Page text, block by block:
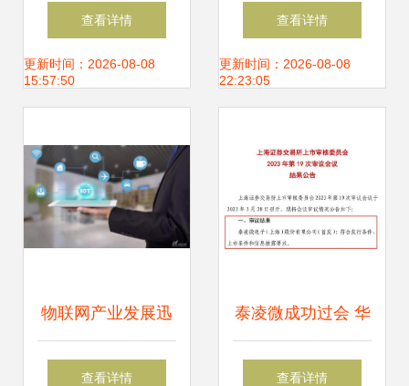
造融合创新之路
——基于物联网技
查看详情
更新时间：2026-08-08
15:57:50
究院首次展示智能
家居系统方案，引
查看详情
更新时间：2026-08-08
22:23:05
物联网产业发展迅
猛，制造业转型步
查看详情
泰凌微成功过会 华
控投资助力全球领
查看详情